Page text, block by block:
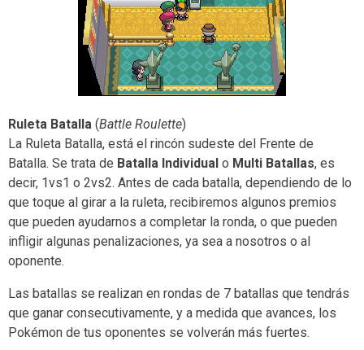
Ruleta Batalla (Battle Roulette)
La Ruleta Batalla, está el rincón sudeste del Frente de
Batalla. Se trata de Batalla Individual o Multi Batallas, es
decir, 1vs1 o 2vs2. Antes de cada batalla, dependiendo de lo
que toque al girar a la ruleta, recibiremos algunos premios
que pueden ayudarnos a completar la ronda, o que pueden
infligir algunas penalizaciones, ya sea a nosotros o al
oponente.
Las batallas se realizan en rondas de 7 batallas que tendrás
que ganar consecutivamente, y a medida que avances, los
Pokémon de tus oponentes se volverán más fuertes.